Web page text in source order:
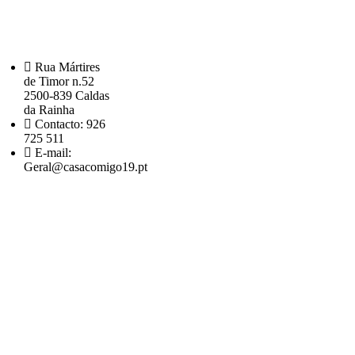
Rua Mártires
de Timor n.52
2500-839 Caldas
da Rainha
Contacto: 926
725 511
E-mail:
Geral@casacomigo19.pt